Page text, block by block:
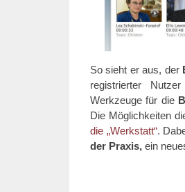
So sieht er aus, der
registrierter
Werkzeuge für die
Die Möglichkeiten
die „Werkstatt“.
der Praxis, ein